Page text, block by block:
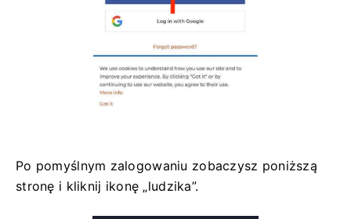
Po pomyślnym zalogowaniu zobaczysz poniższą
stronę i kliknij ikonę „ludzika”.